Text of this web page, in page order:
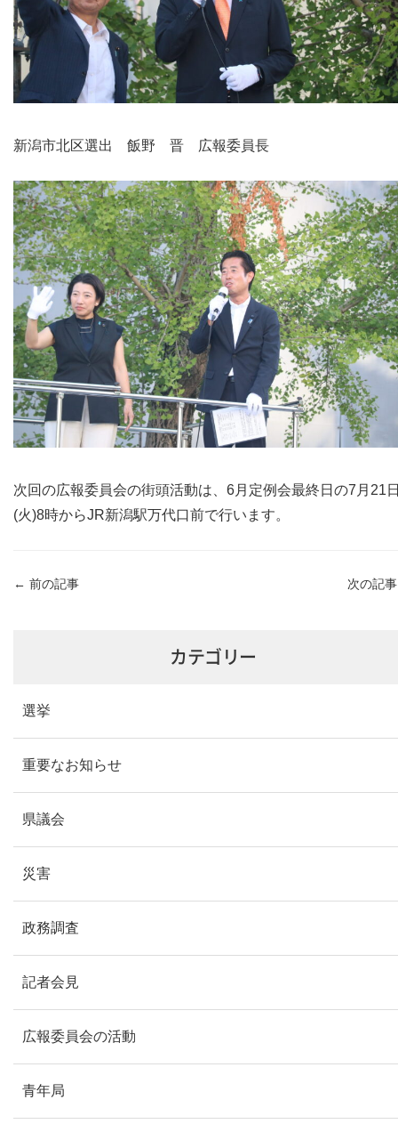
新潟市北区選出 飯野 晋 広報委員長
次回の広報委員会の街頭活動は、6月定例会最終日の7月21
(火)8時からJR新潟駅万代口前で行います。
← 前の記事 次の記
カテゴリー
選挙
重要なお知らせ
県議会
災害
政務調査
記者会見
広報委員会の活動
青年局